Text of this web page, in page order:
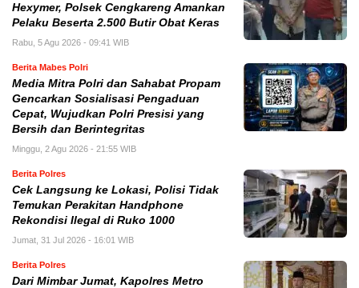
Hexymer, Polsek Cengkareng Amankan
Pelaku Beserta 2.500 Butir Obat Keras
Rabu, 5 Agu 2026 - 09:41 WIB
Berita Mabes Polri
Media Mitra Polri dan Sahabat Propam
Gencarkan Sosialisasi Pengaduan
Cepat, Wujudkan Polri Presisi yang
Bersih dan Berintegritas
Minggu, 2 Agu 2026 - 21:55 WIB
Berita Polres
Cek Langsung ke Lokasi, Polisi Tidak
Temukan Perakitan Handphone
Rekondisi Ilegal di Ruko 1000
Jumat, 31 Jul 2026 - 16:01 WIB
Berita Polres
Dari Mimbar Jumat, Kapolres Metro